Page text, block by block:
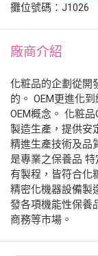
攤位號碼：J1026
廠商介紹
化粧品的企劃從開
的。 OEM更進化
OEM概念。 化粧
製造生產，提供安
精進生產技術及品
是專業之保養品 特
有製程，皆符合化
精密化機器設備製
發各項機能性保養
商務等市場。